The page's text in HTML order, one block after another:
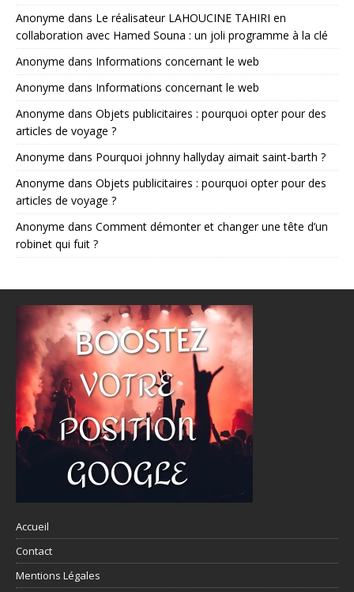
Anonyme dans Le réalisateur LAHOUCINE TAHIRI en
collaboration avec Hamed Souna : un joli programme à la clé
Anonyme dans Informations concernant le web
Anonyme dans Informations concernant le web
Anonyme dans Objets publicitaires : pourquoi opter pour des
articles de voyage ?
Anonyme dans Pourquoi johnny hallyday aimait saint-barth ?
Anonyme dans Objets publicitaires : pourquoi opter pour des
articles de voyage ?
Anonyme dans Comment démonter et changer une tête d’un
robinet qui fuit ?
Accueil
Contact
Mentions Légales